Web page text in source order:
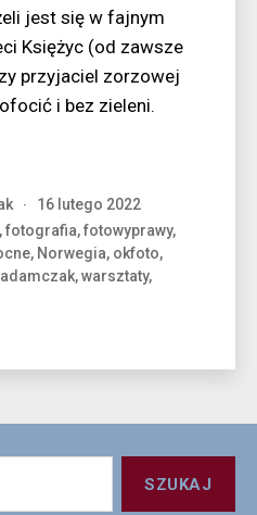
jest się w fajnym
Księżyc (od zawsze
przyjaciel zorzowej
i bez zieleni.
16 lutego 2022
,fotografia,fotowyprawy,
, Norwegia, okfoto,
,warsztaty,